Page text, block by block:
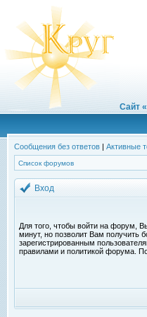
Сайт
Сообщения без ответов | Активные
Список форумов
Вход
Для того, чтобы войти на форум,
минут, но позволит Вам получить
зарегистрированным
правилами и политикой форума.